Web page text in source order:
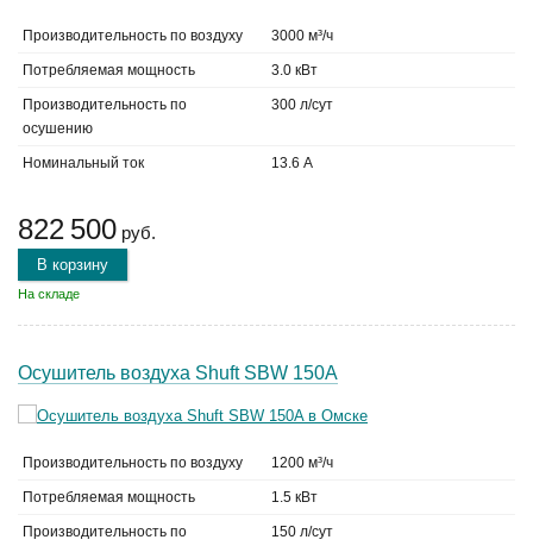
Производительность по воздуху 3000 м³/ч
Потребляемая мощность 3.0 кВт
Производительность по
осушению
300 л/сут
Номинальный ток 13.6 А
822 500 руб.
В корзину
На складе
Осушитель воздуха Shuft SBW 150A
Производительность по воздуху 1200 м³/ч
Потребляемая мощность 1.5 кВт
Производительность по
150 л/сут